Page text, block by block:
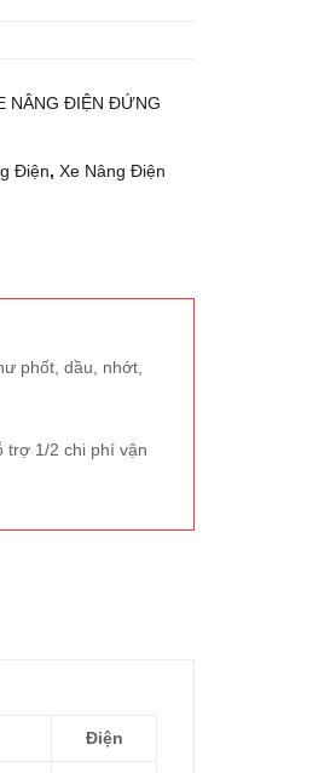
NÂNG ĐIỆN ĐỨNG
Điện, Xe Nâng Điện
phốt, dầu, nhớt,
trợ 1/2 chi phí vận
Điện